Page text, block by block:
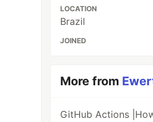
LOCATION
Brazil
JOINED
More from
GitHub Actions